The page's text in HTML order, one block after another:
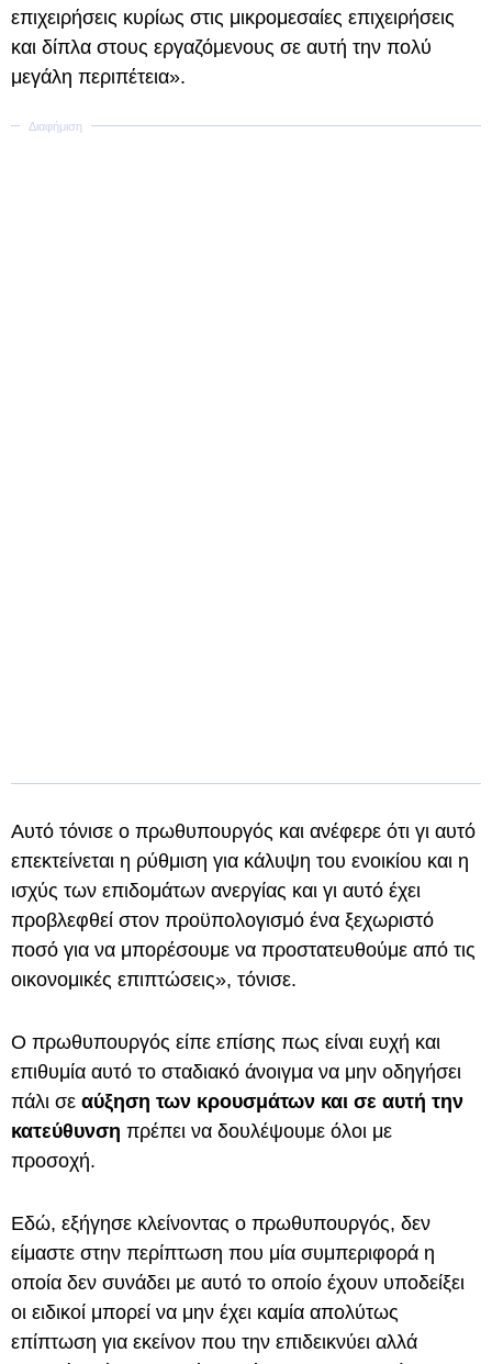
επιχειρήσεις κυρίως στις μικρομεσαίες επιχειρήσεις
και δίπλα στους εργαζόμενους σε αυτή την πολύ
μεγάλη περιπέτεια».
Αυτό τόνισε ο πρωθυπουργός και ανέφερε ότι γι αυτό
επεκτείνεται η ρύθμιση για κάλυψη του ενοικίου και η
ισχύς των επιδομάτων ανεργίας και γι αυτό έχει
προβλεφθεί στον προϋπολογισμό ένα ξεχωριστό
ποσό για να μπορέσουμε να προστατευθούμε από τις
οικονομικές επιπτώσεις», τόνισε.
Ο πρωθυπουργός είπε επίσης πως είναι ευχή και
επιθυμία αυτό το σταδιακό άνοιγμα να μην οδηγήσει
πάλι σε αύξηση των κρουσμάτων και σε αυτή την
κατεύθυνση πρέπει να δουλέψουμε όλοι με
προσοχή.
Εδώ, εξήγησε κλείνοντας ο πρωθυπουργός, δεν
είμαστε στην περίπτωση που μία συμπεριφορά η
οποία δεν συνάδει με αυτό το οποίο έχουν υποδείξει
οι ειδικοί μπορεί να μην έχει καμία απολύτως
επίπτωση για εκείνον που την επιδεικνύει αλλά